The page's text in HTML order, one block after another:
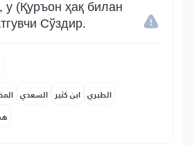
(Қуръон ҳақ билан
Сўздир.
السعدي ابن كثير الطبري